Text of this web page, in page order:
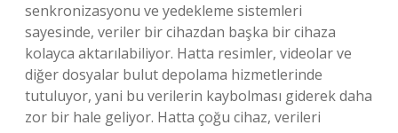
senkronizasyonu ve yedekleme sistemleri
sayesinde, veriler bir cihazdan başka bir cihaza
kolayca aktarılabiliyor. Hatta resimler, videolar ve
diğer dosyalar bulut depolama hizmetlerinde
tutuluyor, yani bu verilerin kaybolması giderek daha
zor bir hale geliyor. Hatta çoğu cihaz, verileri